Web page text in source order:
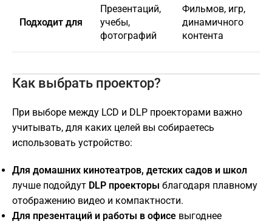
Подходит для
Презентаций,
учебы,
фотографий
Фильмов, игр,
динамичного
контента
Как выбрать проектор?
При выборе между LCD и DLP проекторами важно
учитывать, для каких целей вы собираетесь
использовать устройство:
Для домашних кинотеатров, детских садов и школ
лучше подойдут DLP проекторы благодаря плавному
отображению видео и компактности.
Для презентаций и работы в офисе выгоднее